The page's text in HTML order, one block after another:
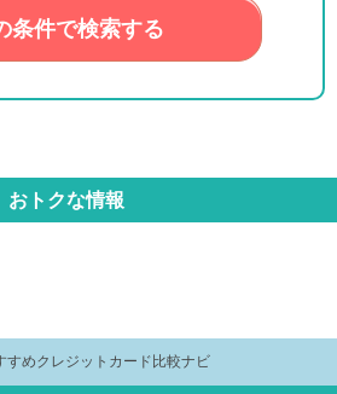
条件で検索する
おトクな情報
すめクレジットカード比較ナビ